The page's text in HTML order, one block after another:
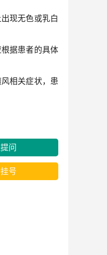
现无色或乳白
据患者的具体
相关症状，患
问
号